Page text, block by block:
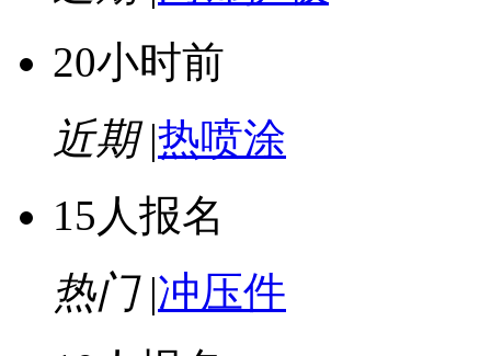
20小时前
近期|热喷涂
15人报名
热门|冲压件